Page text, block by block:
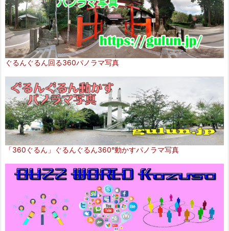
ぐるんぐるん回る360パノラマ写真
「360ぐるん」ぐるんぐるん360°動かすパノラマ写真